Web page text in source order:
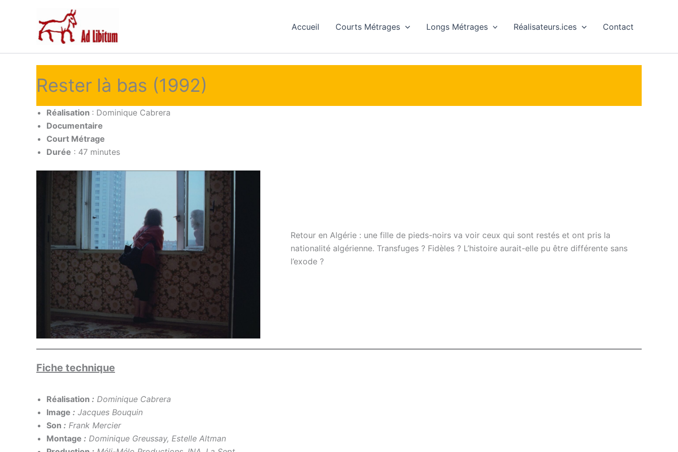
Accueil Courts Métrages Longs Métrages Réalisateurs.ices Contact
Rester là bas (1992)
Réalisation : Dominique Cabrera
Documentaire
Court Métrage
Durée : 47 minutes
Retour en Algérie : une fille de pieds-noirs va voir ceux qui sont restés et ont pris la
nationalité algérienne. Transfuges ? Fidèles ? L’histoire aurait-elle pu être différente sans
l’exode ?
Fiche technique
Réalisation : Dominique Cabrera
Image : Jacques Bouquin
Son : Frank Mercier
Montage : Dominique Greussay, Estelle Altman